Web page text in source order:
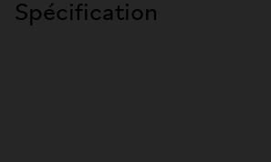
Spécification